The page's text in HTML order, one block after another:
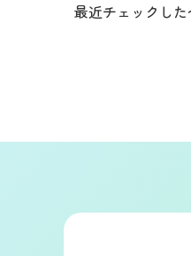
最近チェックした